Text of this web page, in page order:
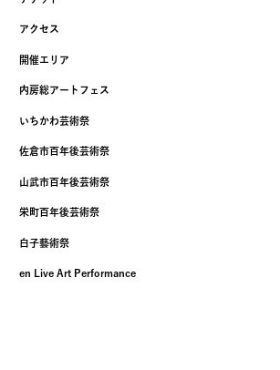
アクセス
開催エリア
内房総アートフェス
いちかわ芸術祭
佐倉市百年後芸術祭
山武市百年後芸術祭
栄町百年後芸術祭
白子藝術祭
en Live Art Performance